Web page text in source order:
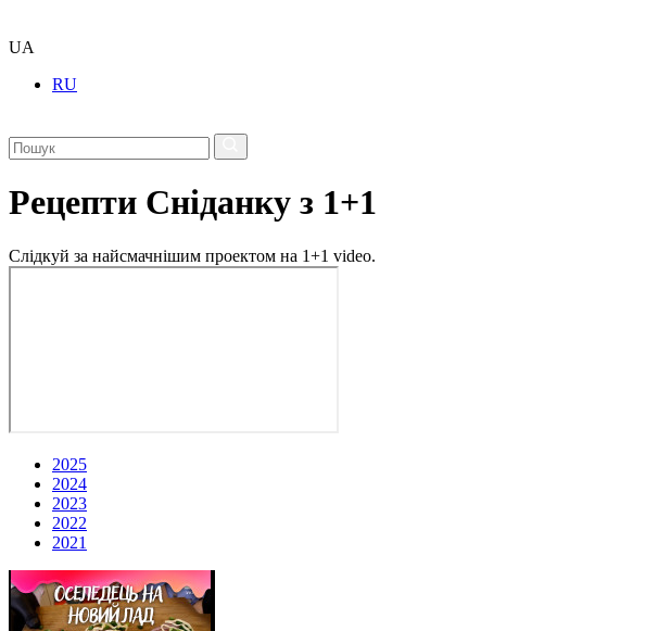
UA
RU
Рецепти Сніданку з 1+1
Слідкуй за найсмачнішим проектом на 1+1 video.
2025
2024
2023
2022
2021